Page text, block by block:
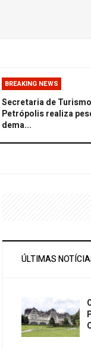
BREAKING NEWS
Secretaria de
Petrópolis realiza
dema...
ÚLTIMAS